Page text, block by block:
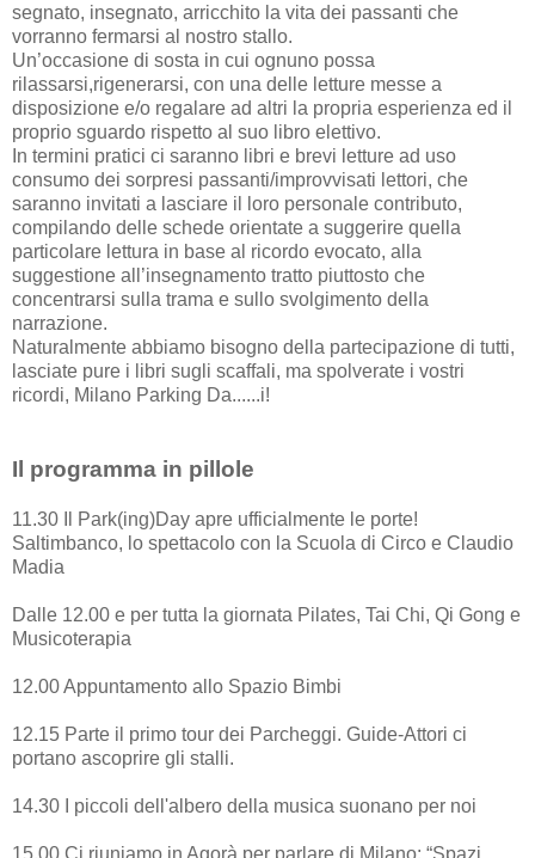
segnato, insegnato, arricchito la vita dei passanti che
vorranno fermarsi al nostro stallo.
Un’occasione di sosta in cui ognuno possa
rilassarsi,rigenerarsi, con una delle letture messe a
disposizione e/o regalare ad altri la propria esperienza ed il
proprio sguardo rispetto al suo libro elettivo.
In termini pratici ci saranno libri e brevi letture ad uso
consumo dei sorpresi passanti/improvvisati lettori, che
saranno invitati a lasciare il loro personale contributo,
compilando delle schede orientate a suggerire quella
particolare lettura in base al ricordo evocato, alla
suggestione all’insegnamento tratto piuttosto che
concentrarsi sulla trama e sullo svolgimento della
narrazione.
Naturalmente abbiamo bisogno della partecipazione di tutti,
lasciate pure i libri sugli scaffali, ma spolverate i vostri
ricordi, Milano Parking Da......i!
Il programma in pillole
11.30 Il Park(ing)Day apre ufficialmente le porte!
Saltimbanco, lo spettacolo con la Scuola di Circo e Claudio
Madia
Dalle 12.00 e per tutta la giornata Pilates, Tai Chi, Qi Gong e
Musicoterapia
12.00 Appuntamento allo Spazio Bimbi
12.15 Parte il primo tour dei Parcheggi. Guide-Attori ci
portano ascoprire gli stalli.
14.30 I piccoli dell'albero della musica suonano per noi
15.00 Ci riuniamo in Agorà per parlare di Milano: “Spazi